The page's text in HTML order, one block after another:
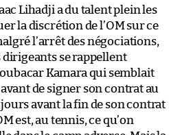
Lihadji a du talent plein les
la discrétion de l’OM sur ce
l’arrêt des négociations,
dirigeants se rappellent
Kamara qui semblait
de signer son contrat au
avant la fin de son contrat
est, au tennis, ce qu’on